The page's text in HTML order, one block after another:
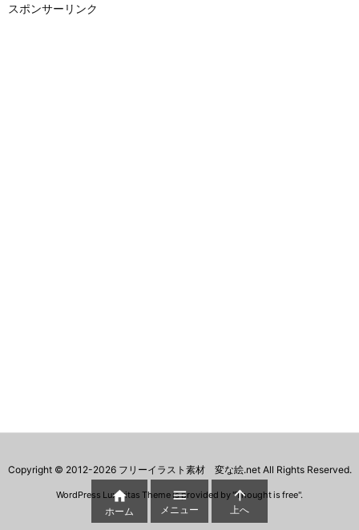
スポンサーリンク
Copyright © 2012-2026 フリーイラスト素材 変な絵.netAll Rights Reserved.
WordPress Luxeritas Theme is provided by "Thought is free".

ホーム

メニュー

上へ